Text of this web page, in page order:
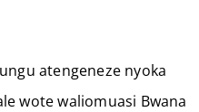
atengeneze nyoka
wote waliomuasi Bwana